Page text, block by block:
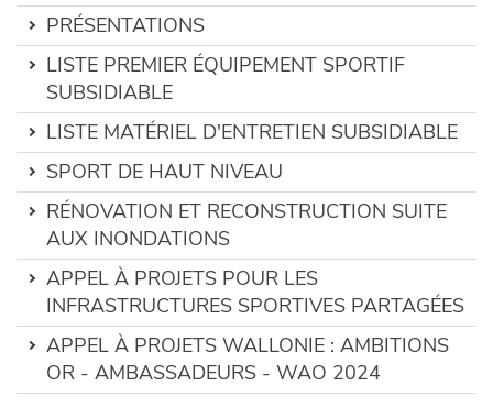
PRÉSENTATIONS
LISTE PREMIER ÉQUIPEMENT SPORTIF
SUBSIDIABLE
LISTE MATÉRIEL D'ENTRETIEN SUBSIDIABLE
SPORT DE HAUT NIVEAU
RÉNOVATION ET RECONSTRUCTION SUITE
AUX INONDATIONS
APPEL À PROJETS POUR LES
INFRASTRUCTURES SPORTIVES PARTAGÉES
APPEL À PROJETS WALLONIE : AMBITIONS
OR - AMBASSADEURS - WAO 2024